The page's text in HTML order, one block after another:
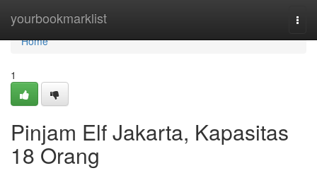
yourbookmarklist
Home
Home
1
Pinjam Elf Jakarta, Kapasitas
18 Orang